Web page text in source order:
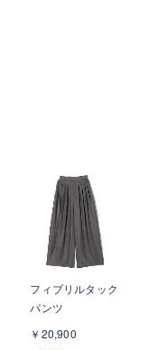
フィブリルタック
パンツ
￥20,900